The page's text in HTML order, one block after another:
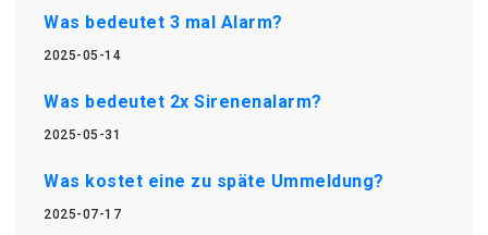
Was bedeutet 3 mal Alarm?
2025-05-14
Was bedeutet 2x Sirenenalarm?
2025-05-31
Was kostet eine zu späte Ummeldung?
2025-07-17